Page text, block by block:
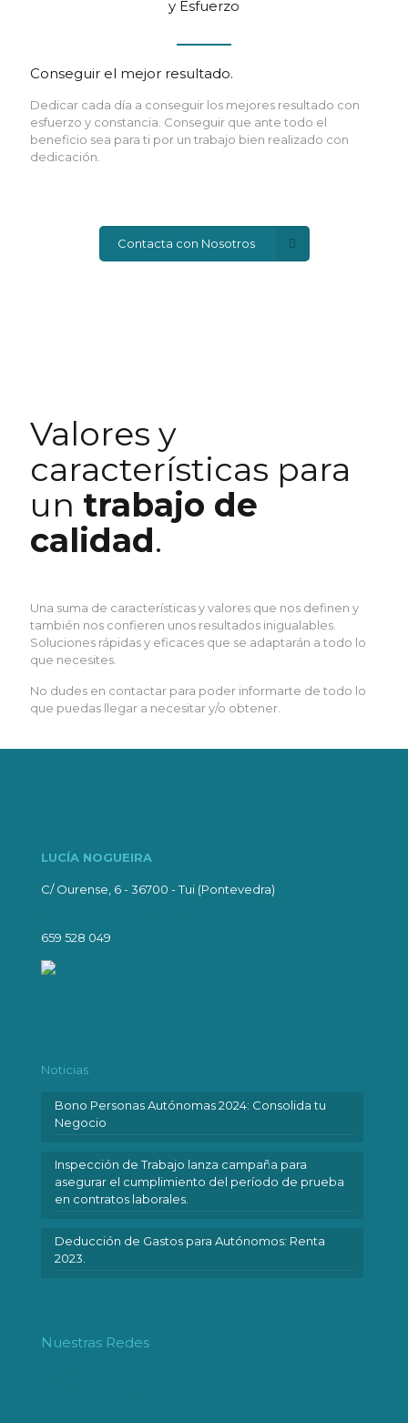
y Esfuerzo
Conseguir el mejor resultado.
Dedicar cada día a conseguir los mejores resultado con
esfuerzo y constancia. Conseguir que ante todo el
beneficio sea para ti por un trabajo bien realizado con
dedicación.
Contacta con Nosotros
Valores y
características para
un trabajo de
calidad.
Una suma de características y valores que nos definen y
también nos confieren unos resultados inigualables.
Soluciones rápidas y eficaces que se adaptarán a todo lo
que necesites.
No dudes en contactar para poder informarte de todo lo
que puedas llegar a necesitar y/o obtener.
LUCÍA NOGUEIRA
C/ Ourense, 6 - 36700 - Tui (Pontevedra)
659 528 049
Noticias
Bono Personas Autónomas 2024: Consolida tu
Negocio
Inspección de Trabajo lanza campaña para
asegurar el cumplimiento del período de prueba
en contratos laborales.
Deducción de Gastos para Autónomos: Renta
2023.
Nuestras Redes